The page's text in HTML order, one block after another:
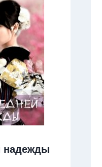
надежды